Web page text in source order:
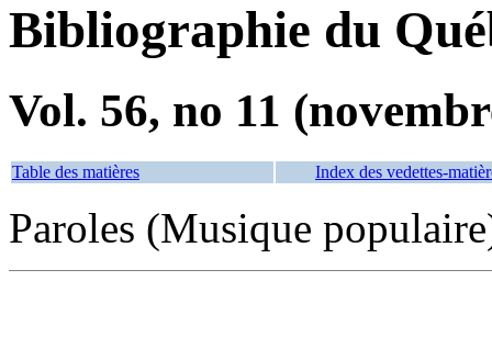
Bibliographie du
Vol. 56, no 11
Table des matières Index des vedettes-
Paroles (Musique